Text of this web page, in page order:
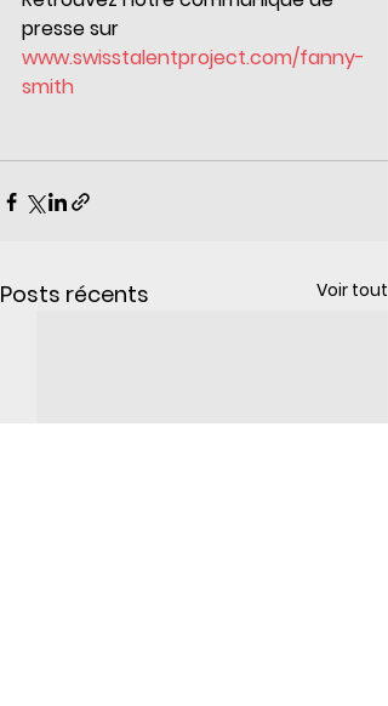
presse sur
www.swisstalentproject.com/fanny-
smith
Posts récents Voir tout